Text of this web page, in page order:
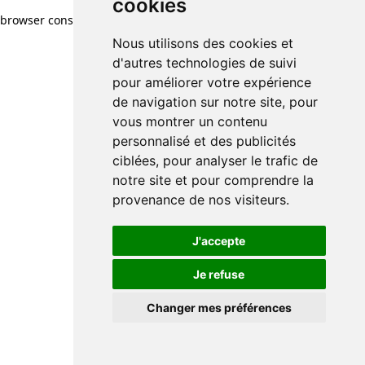
cookies
Nous utilisons des cookies et
d'autres technologies de suivi
pour améliorer votre expérience
de navigation sur notre site, pour
vous montrer un contenu
personnalisé et des publicités
ciblées, pour analyser le trafic de
notre site et pour comprendre la
provenance de nos visiteurs.
J'accepte
Je refuse
Changer mes préférences
browser console for more information)